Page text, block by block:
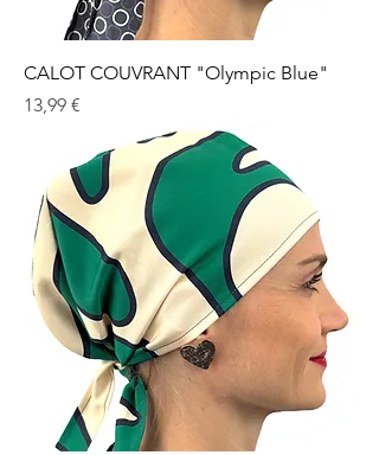
CALOT COUVRANT "Olympic Blue"
Prix
13,99 €